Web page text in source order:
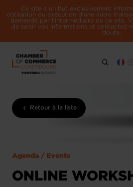
Ce site a un but exclusivement
cotisation ou exécution d'une autre
demandé par l'intermédiaire de ce site.
de saisir vos informations et contactez-
doute.
Retour à la liste
Agenda / Events
ONLINE